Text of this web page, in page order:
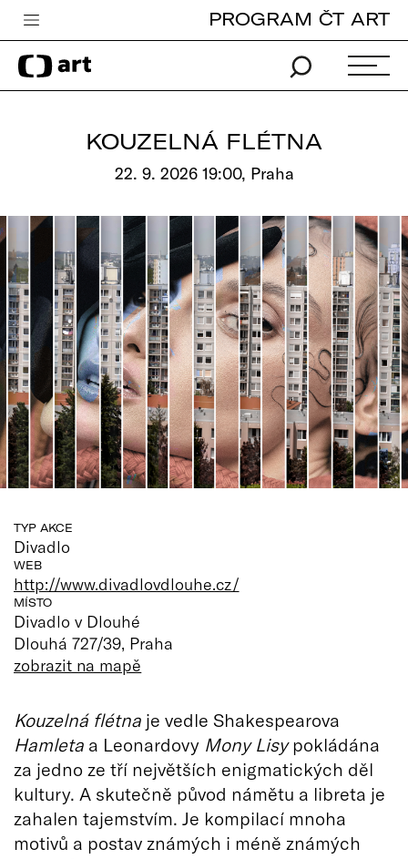
Česká televize
Zpravodajství
Pro děti
edu
Vše o ČT
PROGRAM ČT ART
KOUZELNÁ FLÉTNA
22. 9. 2026 19:00, Praha
TYP AKCE
Divadlo
WEB
http://www.divadlovdlouhe.cz/
MÍSTO
Divadlo v Dlouhé
Dlouhá 727/39, Praha
zobrazit na mapě
Kouzelná flétna je vedle Shakespearova
Hamleta a Leonardovy Mony Lisypokládána
za jedno ze tří největších enigmatických děl
kultury. A skutečně původ námětu a libreta je
zahalen tajemstvím. Je kompilací mnoha
motivů a postav známých i méně známých